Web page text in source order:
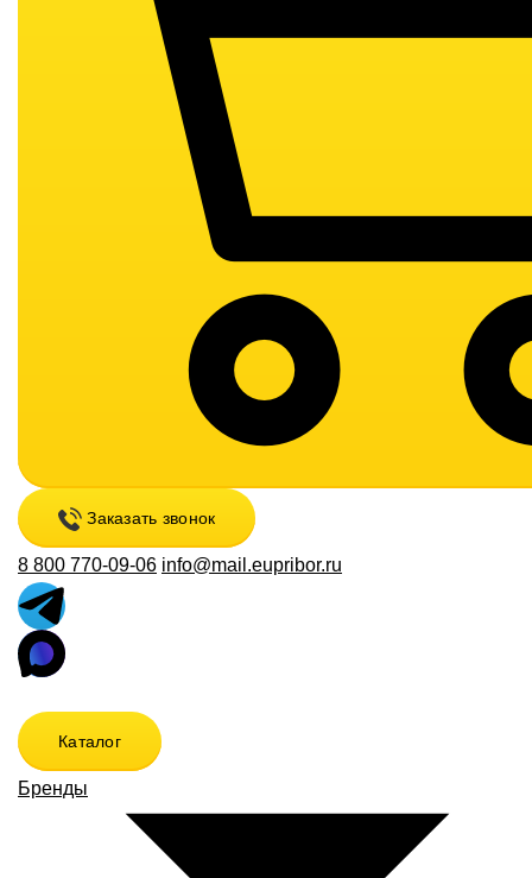
Заказать звонок
8 800 770-09-06 info@mail.eupribor.ru
Каталог
Бренды